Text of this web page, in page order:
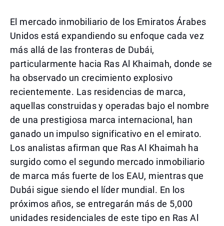
El mercado inmobiliario de los Emiratos Árabes
Unidos está expandiendo su enfoque cada vez
más allá de las fronteras de Dubái,
particularmente hacia Ras Al Khaimah, donde se
ha observado un crecimiento explosivo
recientemente. Las residencias de marca,
aquellas construidas y operadas bajo el nombre
de una prestigiosa marca internacional, han
ganado un impulso significativo en el emirato.
Los analistas afirman que Ras Al Khaimah ha
surgido como el segundo mercado inmobiliario
de marca más fuerte de los EAU, mientras que
Dubái sigue siendo el líder mundial. En los
próximos años, se entregarán más de 5,000
unidades residenciales de este tipo en Ras Al